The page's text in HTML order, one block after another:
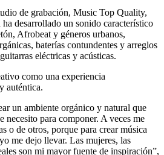
de grabación, Music Top Quality,
desarrollado un sonido característico
Afrobeat y géneros urbanos,
baterías contundentes y arreglos
eléctricas y acústicas.
como una experiencia
auténtica.
un ambiente orgánico y natural que
necesito para componer. A veces me
o de otros, porque para crear música
me dejo llevar. Las mujeres, las
son mi mayor fuente de inspiración”,